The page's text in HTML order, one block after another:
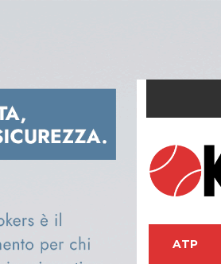
ATP